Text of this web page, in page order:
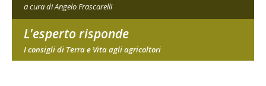
a cura di Angelo Frascarelli
L'esperto risponde
I consigli di Terra e Vita agli agricoltori